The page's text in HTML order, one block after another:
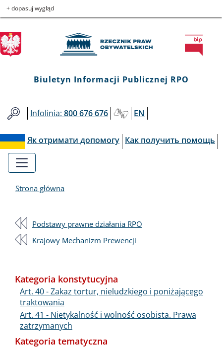
Przejdź
do
menu
głównego
Przejdź
do
treści
Przejdź
to
informacji
o
kontakcie
Przejdź
do
mapy
serwisu
Biuletyn
Informacji
Publicznej
RPO
+ dopasuj wygląd
Biuletyn Informacji Publicznej RPO
Infolinia: 800 676 676 EN
Як отримати допомогу Как получить помощь
Strona główna
Podstawy prawne działania RPO
Krajowy Mechanizm Prewencji
Kategoria konstytucyjna
Art. 40 - Zakaz tortur, nieludzkiego i poniżającego
traktowania
Art. 41 - Nietykalność i wolność osobista. Prawa
zatrzymanych
Kategoria tematyczna